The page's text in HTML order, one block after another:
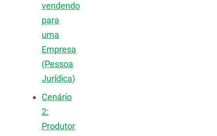
vendendo
para
uma
Empresa
(Pessoa
Jurídica)
Cenário
2:
Produtor